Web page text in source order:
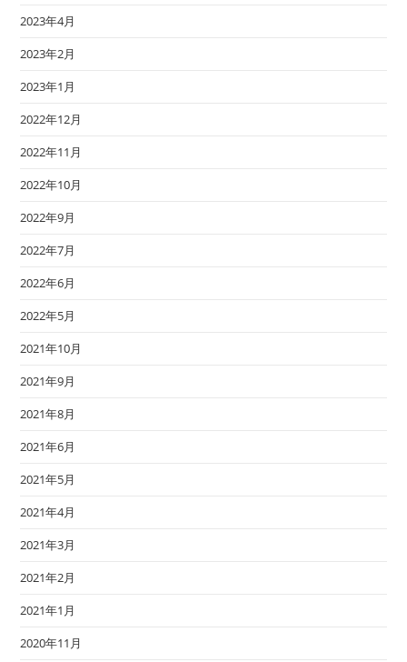
2023年4月
2023年2月
2023年1月
2022年12月
2022年11月
2022年10月
2022年9月
2022年7月
2022年6月
2022年5月
2021年10月
2021年9月
2021年8月
2021年6月
2021年5月
2021年4月
2021年3月
2021年2月
2021年1月
2020年11月